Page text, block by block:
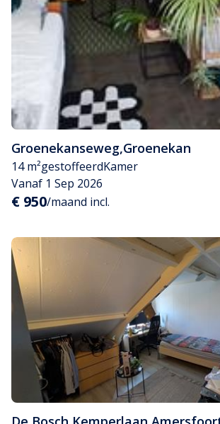
Groenekanseweg,Groenekan
14 m²gestoffeerdKamer
Vanaf 1 Sep 2026
€ 950/maand incl.